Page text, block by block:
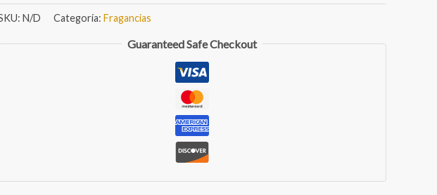
N/D Categoría: Fragancias
Guaranteed Safe Checkout